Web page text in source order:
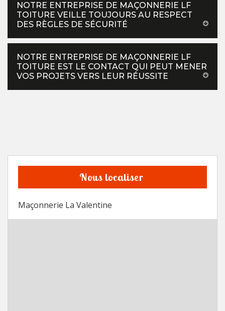
NOTRE ENTREPRISE DE MAÇONNERIE LF
TOITURE VEILLE TOUJOURS AU RESPECT
DES RÈGLES DE SÉCURITÉ
NOTRE ENTREPRISE DE MAÇONNERIE LF
TOITURE EST LE CONTACT QUI PEUT MENER
VOS PROJETS VERS LEUR RÉUSSITE
Nous localiser
Maçonnerie La Valentine